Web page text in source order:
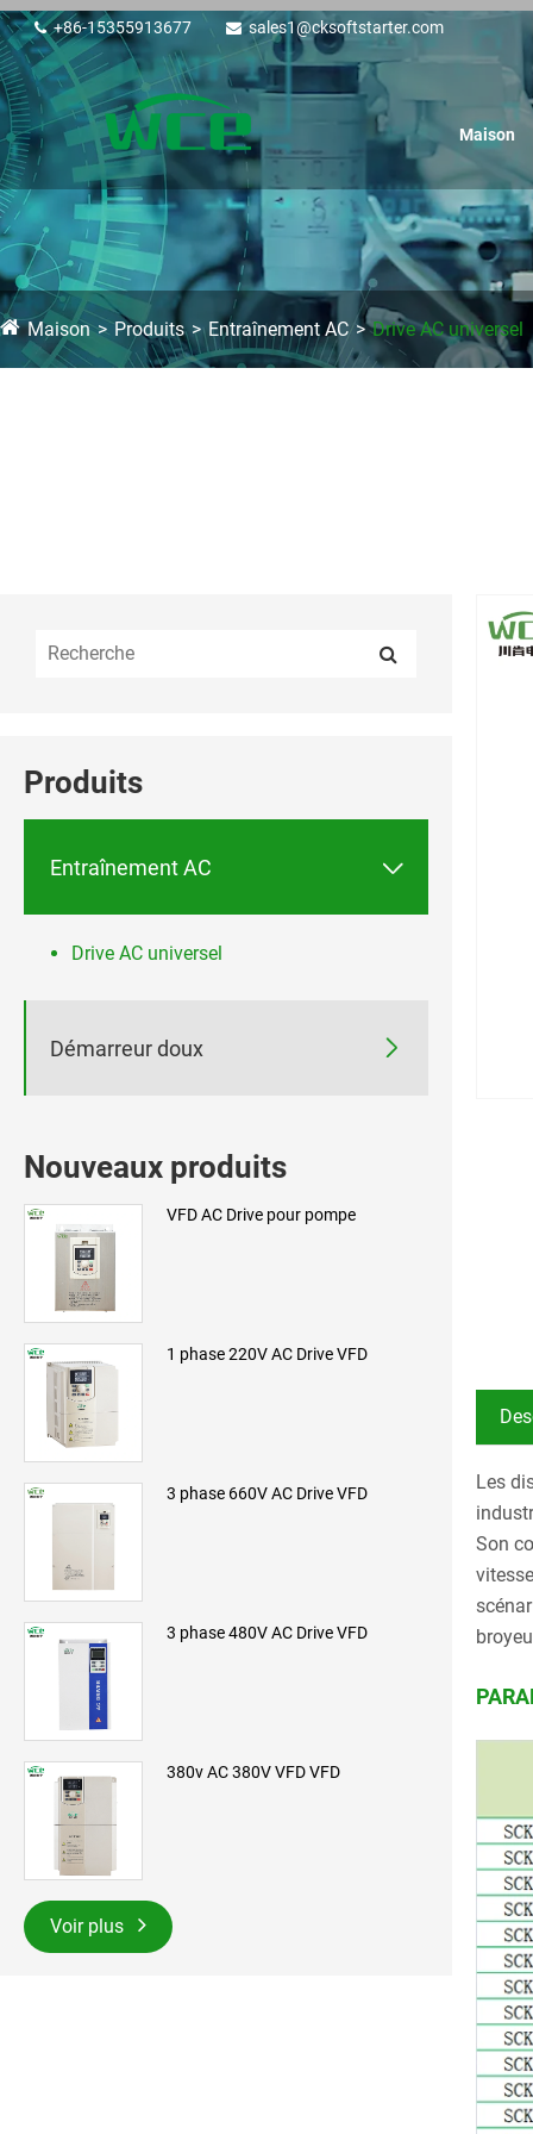
+86-15355913677 sales1@cksoftstarter.com
Maison
Maison Produits Entraînement AC Drive AC universel
Produits
Entraînement AC 
Drive AC universel
Démarreur doux 
Nouveaux produits
VFD AC Drive pour pompe
1 phase 220V AC Drive VFD
3 phase 660V AC Drive VFD
3 phase 480V AC Drive VFD
380v AC 380V VFD VFD
Voir plus
Les
Son